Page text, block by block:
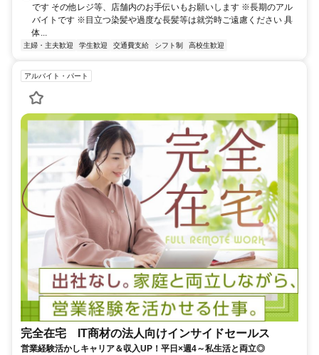
です その他レジ等、店舗内のお手伝いもお願いします ※長期のアル
バイトです ※目立つ染髪や過度な長髪等は就労時ご遠慮ください 具
体...
主婦・主夫歓迎 学生歓迎 交通費支給 シフト制 高校生歓迎
アルバイト・パート
完全在宅 IT商材の法人向けインサイドセールス
営業経験活かしキャリア＆収入UP！平日×週4～私生活と両立◎